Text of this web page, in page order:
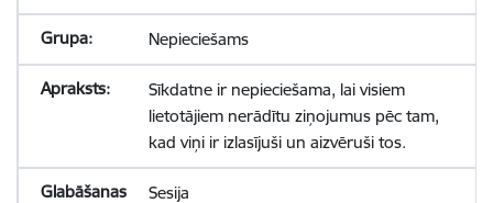
Nepieciešams
Sīkdatne ir nepieciešama, lai visiem
lietotājiem nerādītu ziņojumus pēc tam,
kad viņi ir izlasījuši un aizvēruši tos.
Sesija